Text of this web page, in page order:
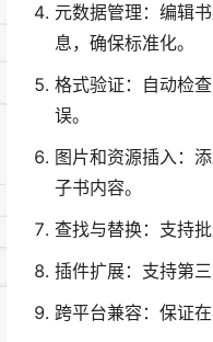
元数据管理：编辑
息，确保标准化。
格式验证：自动检
误。
图片和资源插入：
子书内容。
查找与替换：支持
插件扩展：支持第
跨平台兼容：保证